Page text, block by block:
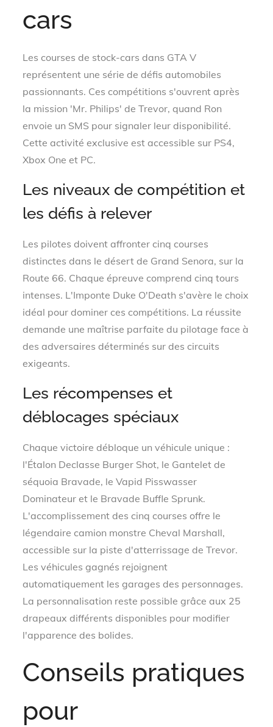
cars
Les courses de stock-cars dans GTA V
représentent une série de défis automobiles
passionnants. Ces compétitions s'ouvrent après
la mission 'Mr. Philips' de Trevor, quand Ron
envoie un SMS pour signaler leur disponibilité.
Cette activité exclusive est accessible sur PS4,
Xbox One et PC.
Les niveaux de compétition et
les défis à relever
Les pilotes doivent affronter cinq courses
distinctes dans le désert de Grand Senora, sur la
Route 66. Chaque épreuve comprend cinq tours
intenses. L'Imponte Duke O'Death s'avère le choix
idéal pour dominer ces compétitions. La réussite
demande une maîtrise parfaite du pilotage face à
des adversaires déterminés sur des circuits
exigeants.
Les récompenses et
déblocages spéciaux
Chaque victoire débloque un véhicule unique :
l'Étalon Declasse Burger Shot, le Gantelet de
séquoia Bravade, le Vapid Pisswasser
Dominateur et le Bravade Buffle Sprunk.
L'accomplissement des cinq courses offre le
légendaire camion monstre Cheval Marshall,
accessible sur la piste d'atterrissage de Trevor.
Les véhicules gagnés rejoignent
automatiquement les garages des personnages.
La personnalisation reste possible grâce aux 25
drapeaux différents disponibles pour modifier
l'apparence des bolides.
Conseils pratiques
pour